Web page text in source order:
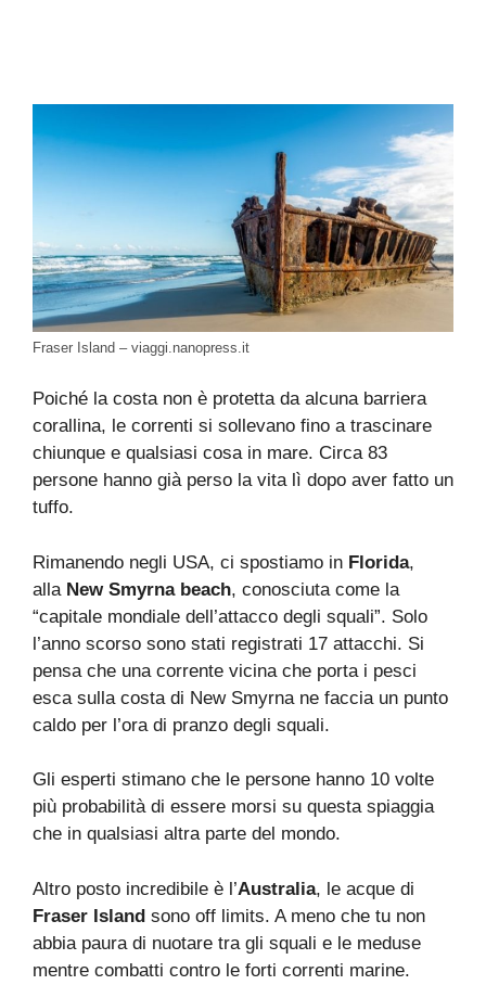
Fraser Island – viaggi.nanopress.it
Poiché la costa non è protetta da alcuna barriera
corallina, le correnti si sollevano fino a trascinare
chiunque e qualsiasi cosa in mare. Circa 83
persone hanno già perso la vita lì dopo aver fatto un
tuffo.
Rimanendo negli USA, ci spostiamo in Florida,
alla New Smyrna beach, conosciuta come la
“capitale mondiale dell’attacco degli squali”. Solo
l’anno scorso sono stati registrati 17 attacchi. Si
pensa che una corrente vicina che porta i pesci
esca sulla costa di New Smyrna ne faccia un punto
caldo per l’ora di pranzo degli squali.
Gli esperti stimano che le persone hanno 10 volte
più probabilità di essere morsi su questa spiaggia
che in qualsiasi altra parte del mondo.
Altro posto incredibile è l’Australia, le acque di
Fraser Island sono off limits. A meno che tu non
abbia paura di nuotare tra gli squali e le meduse
mentre combatti contro le forti correnti marine.